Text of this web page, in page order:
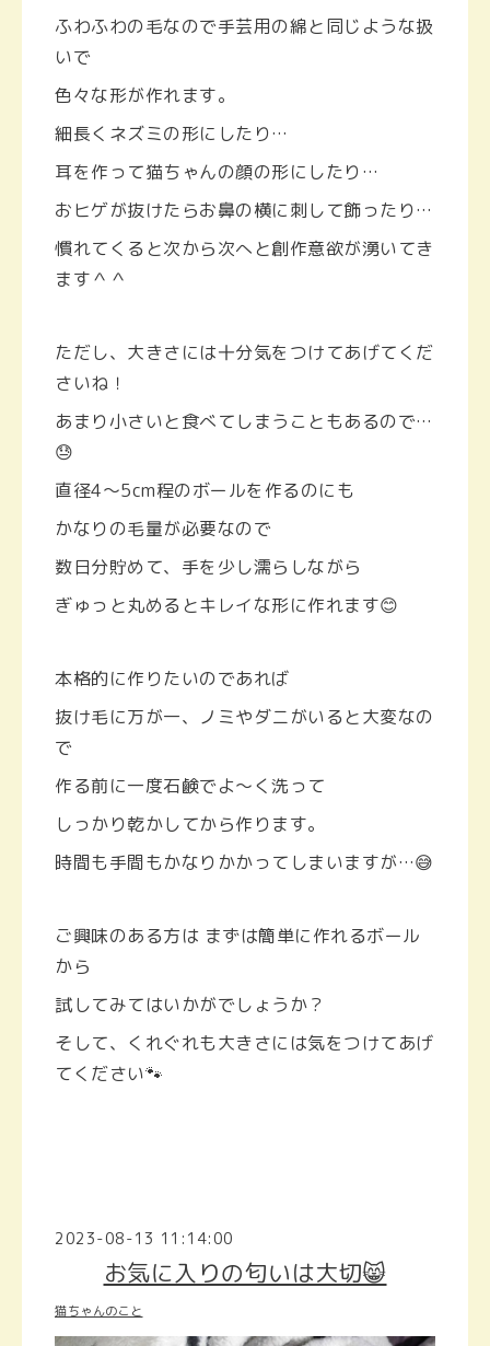
ふわふわの毛なので手芸用の綿と同じような扱
いで
色々な形が作れます。
細長くネズミの形にしたり…
耳を作って猫ちゃんの顔の形にしたり…
おヒゲが抜けたらお鼻の横に刺して飾ったり…
慣れてくると次から次へと創作意欲が湧いてき
ます＾＾
ただし、大きさには十分気をつけてあげてくだ
さいね！
あまり小さいと食べてしまうこともあるので…
😓
直径4〜5cm程のボールを作るのにも
かなりの毛量が必要なので
数日分貯めて、手を少し濡らしながら
ぎゅっと丸めるとキレイな形に作れます😊
本格的に作りたいのであれば
抜け毛に万が一、ノミやダニがいると大変なの
で
作る前に一度石鹸でよ〜く洗って
しっかり乾かしてから作ります。
時間も手間もかなりかかってしまいますが…😅
ご興味のある方は まずは簡単に作れるボール
から
試してみてはいかがでしょうか？
そして、くれぐれも大きさには気をつけてあげ
てください🐾
2023-08-13 11:14:00
お気に入りの匂いは大切😸
猫ちゃんのこと